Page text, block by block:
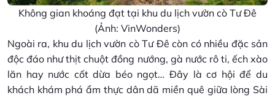
Không gian khoáng đạt tại khu du lịch vườn cò Tư Đê
(Ảnh: VinWonders)
Ngoài ra, khu du lịch vườn cò Tư Đê còn có nhiều đặc sản
độc đáo như thịt chuột đồng nướng, gà nước rô ti, ếch xào
lăn hay nước cốt dừa béo ngọt… Đây là cơ hội để du
khách khám phá ẩm thực dân dã miền quê giữa lòng Sài